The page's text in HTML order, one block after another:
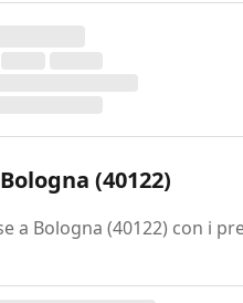
(40122)
a Bologna (40122) con i